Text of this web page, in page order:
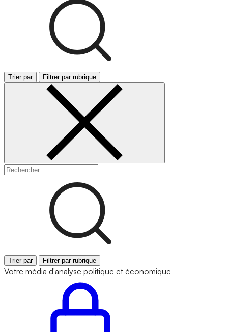
Trier par Filtrer par rubrique
Trier par Filtrer par rubrique
Votre média d'analyse politique et économique